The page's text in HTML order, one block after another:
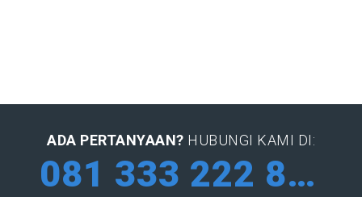
ADA PERTANYAAN? HUBUNGI KAMI DI:
081 333 222 884